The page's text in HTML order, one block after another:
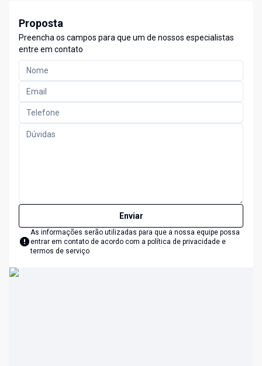
Proposta
Preencha os campos para que um de nossos especialistas
entre em contato
Enviar
As informações serão utilizadas para que a nossa equipe possa
entrar em contato de acordo com a política de privacidade e
termos de serviço